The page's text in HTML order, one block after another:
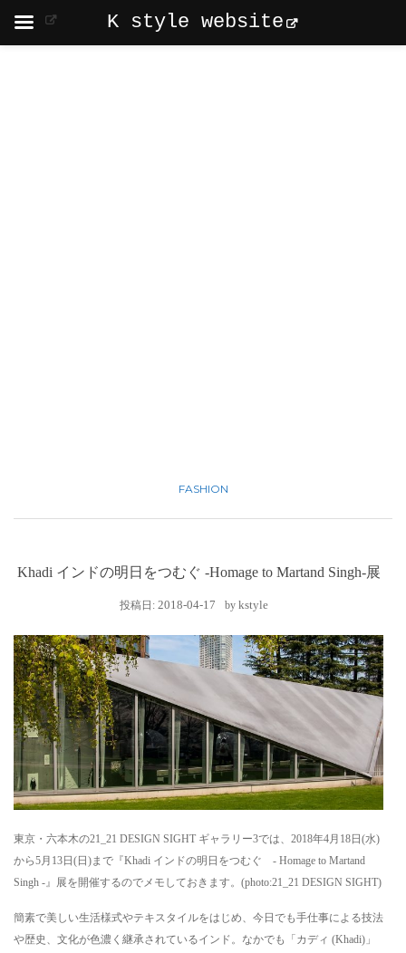
FASHION
Khadi インドの明日をつむぐ -Homage to Martand Singh-展
投稿日: 2018-04-17 by kstyle
東京・六本木の21_21 DESIGN SIGHT ギャラリー3では、2018年4月18日(水)
から5月13日(日)まで『Khadi インドの明日をつむぐ - Homage to Martand
Singh -』展を開催するのでメモしておきます。(photo:21_21 DESIGN SIGHT)
簡素で美しい生活様式やテキスタイルをはじめ、今日でも手仕事による技法
や歴史、文化が色濃く継承されているインド。なかでも「カディ (Khadi)」
K style website